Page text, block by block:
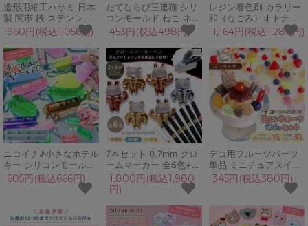
造形用細工ハサミ 日本
製 関市 鋏 ステンレス
12cm 小さい 細かい 細
い 薄刃 道具 工具 UVレ
ジン 樹脂粘土 ペーパー
クラフト 手芸 工作 パ
ジコ PADICO
960円(税込1,056円)
たてならび三連猫 シリ
コンモールド ねこ ネコ
お団子 和菓子 スイーツ
大きい キーホルダー チ
ャーム スクイーズ 立体
3d UVレジン LED 手芸
クラフト
453円(税込498円)
レジン着色剤 カラリー
和（なごみ）オトナく
すみカラー
1,164円(税込1,280円)
ニコイチ♪小さなホテル
キー シリコンモールド
レジン型 セット 昭和レ
トロ キーホルダー 長方
クラフト GreenOcean
オリジナル♪
605円(税込666円)
7本セット 0.7mm クロ
ームマーカー 全6色+リ
ムーバーペン付 中細 金
銀 メタリックペン クロ
ームペン ミラー メッキ
光沢 鏡面 ゴールド ブ
ロンズ シルバー 塗装
1,800円(税込1,980
円)
デコ用フルーツパーツ
単品 ミニチュアスイー
ツ 果物 果実 パフェ ト
ッピング カフェ フェイ
ぼ UVレジン 手芸 クラ
フト
345円(税込380円)